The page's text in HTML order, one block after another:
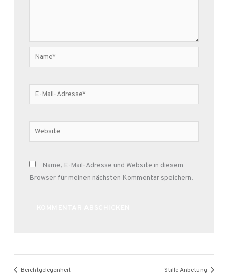
Name*
E-
Mail-
Website
Name, E-Mail-Adresse und Website in diesem
Browser für meinen nächsten Kommentar speichern.
Beichtgelegenheit Stille Anbetung